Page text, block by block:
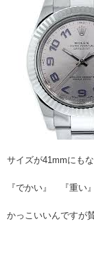
サイズが41mmにも
『でかい』 『重い
かっこいいんですが